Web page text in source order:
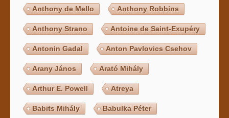
Anthony de Mello Anthony Robbins
Anthony Strano Antoine de Saint-Exupéry
Antonin Gadal Anton Pavlovics Csehov
Arany János Arató Mihály
Arthur E. Powell Atreya
Babits Mihály Babulka Péter